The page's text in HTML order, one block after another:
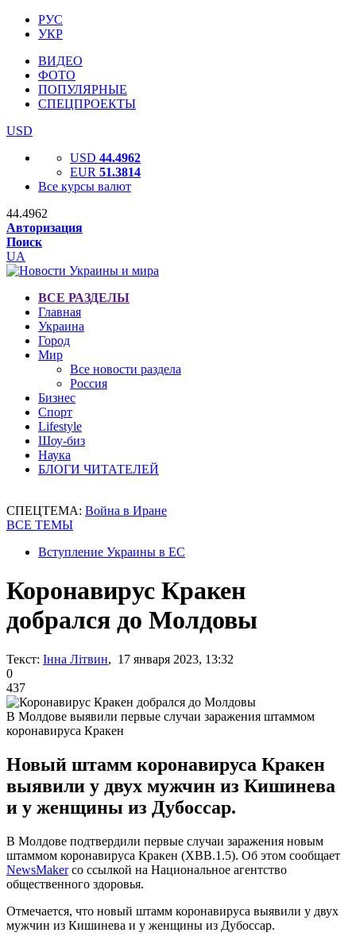
РУС
УКР
ВИДЕО
ФОТО
ПОПУЛЯРНЫЕ
СПЕЦПРОЕКТЫ
USD
USD 44.4962
EUR 51.3814
Все курсы валют
44.4962
Авторизация
Поиск
UA
ВСЕ РАЗДЕЛЫ
Главная
Украина
Город
Мир
Все новости раздела
Россия
Бизнес
Спорт
Lifestyle
Шоу-биз
Наука
БЛОГИ ЧИТАТЕЛЕЙ
СПЕЦТЕМА: Война в Иране
ВСЕ ТЕМЫ
Вступление Украины в ЕС
Коронавирус Кракен
добрался до Молдовы
Текст: Інна Літвин, 17 января 2023, 13:32
0
437
В Молдове выявили первые случаи заражения штаммом
коронавируса Кракен
Новый штамм коронавируса Кракен
выявили у двух мужчин из Кишинева
и у женщины из Дубоссар.
В Молдове подтвердили первые случаи заражения новым
штаммом коронавируса Кракен (XBB.1.5). Об этом сообщает
NewsMakerсо ссылкой на Национальное агентство
общественного здоровья.
Отмечается, что новый штамм коронавируса выявили у двух
мужчин из Кишинева и у женщины из Дубоссар.